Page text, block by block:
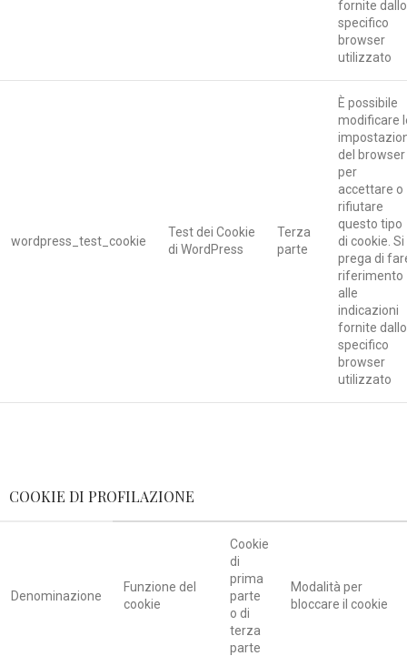
fornite dallo
specifico
browser
utilizzato
wordpress_test_cookie
Test dei Cookie
di WordPress
Terza
parte
È possibile
modificare
del browser
per
accettare o
rifiutare
questo tipo
di cookie. Si
prega di
riferimento
alle
indicazioni
fornite dallo
specifico
browser
utilizzato
COOKIE DI PROFILAZIONE
Denominazione
Funzione del
cookie
Cookie
di
prima
parte
o di
terza
parte
Modalità per
bloccare il cookie